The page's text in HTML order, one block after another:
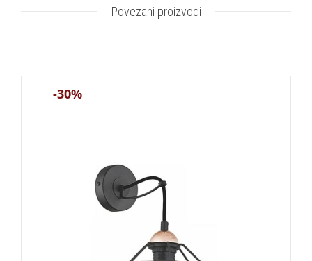
Povezani proizvodi
-30%